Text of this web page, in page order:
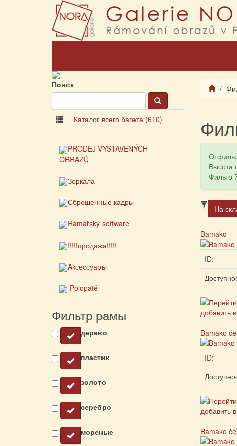
Поиск
Каталог всего багета (610)
PRODEJ VYSTAVENÝCH
OBRAZŮ
Зеркала
Сброшенные кадры
Rámařský software
!!!!!продажа!!!!!
Aксессуары
Polopatě
Фильтр рамы
дерево
пластик
золото
серебро
мореные
Высота
Фильтр
На
Bamako
ID:
Bamako
ID:
Bamako